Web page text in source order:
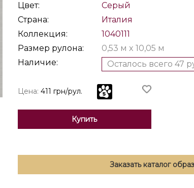
Цвет:
Серый
Страна:
Италия
Коллекция:
1040111
Размер рулона:
0,53 м x 10,05 м
Наличие:
Осталось всего 47
Цена: 411 грн/рул.
Купить
Заказать каталог